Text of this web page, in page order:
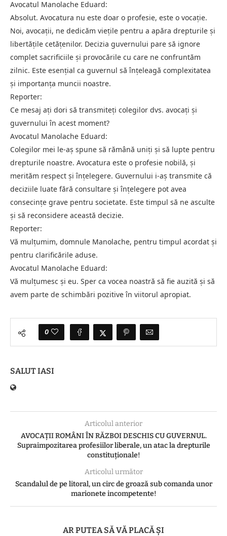
Avocatul Manolache Eduard:
Absolut. Avocatura nu este doar o profesie, este o vocație.
Noi, avocații, ne dedicăm viețile pentru a apăra drepturile și
libertățile cetățenilor. Decizia guvernului pare să ignore
complet sacrificiile și provocările cu care ne confruntăm
zilnic. Este esențial ca guvernul să înțeleagă complexitatea
și importanța muncii noastre.
Reporter:
Ce mesaj ați dori să transmiteți colegilor dvs. avocați și
guvernului în acest moment?
Avocatul Manolache Eduard:
Colegilor mei le-aș spune să rămână uniți și să lupte pentru
drepturile noastre. Avocatura este o profesie nobilă, și
merităm respect și înțelegere. Guvernului i-aș transmite că
deciziile luate fără consultare și înțelegere pot avea
consecințe grave pentru societate. Este timpul să ne asculte
și să reconsidere această decizie.
Reporter:
Vă mulțumim, domnule Manolache, pentru timpul acordat și
pentru clarificările aduse.
Avocatul Manolache Eduard:
Vă mulțumesc și eu. Sper ca vocea noastră să fie auzită și să
avem parte de schimbări pozitive în viitorul apropiat.
0
SALUT IASI
Articolul anterior
AVOCAȚII ROMÂNI ÎN RĂZBOI DESCHIS CU GUVERNUL.
Supraimpozitarea profesiilor liberale, un atac la drepturile
constituționale!
Articolul următor
Scandalul de pe litoral, un circ de groază sub comanda unor
marionete incompetente!
AR PUTEA SĂ VĂ PLACĂ ȘI